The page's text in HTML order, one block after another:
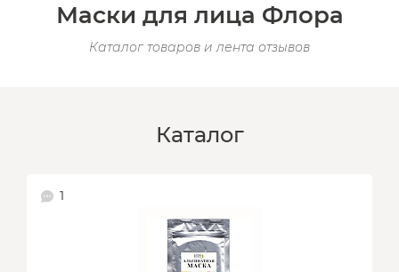
Маски для лица Флора
Каталог товаров и лента отзывов
Каталог
1